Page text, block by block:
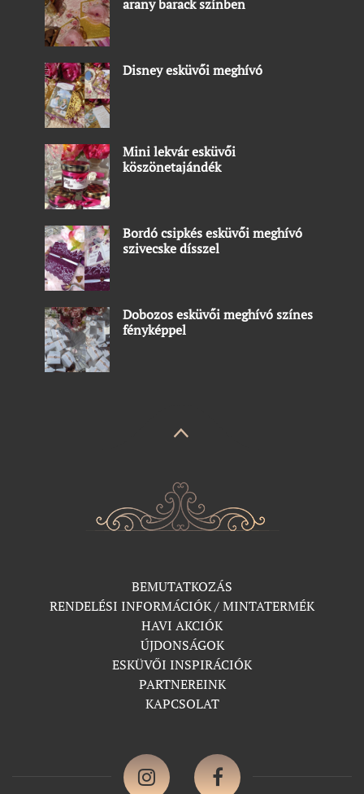
arany barack színben
Disney esküvői meghívó
Mini lekvár esküvői
köszönetajándék
Bordó csipkés esküvői meghívó
szivecske dísszel
Dobozos esküvői meghívó színes
fényképpel
BEMUTATKOZÁS
RENDELÉSI INFORMÁCIÓK / MINTATERMÉK
HAVI AKCIÓK
ÚJDONSÁGOK
ESKÜVŐI INSPIRÁCIÓK
PARTNEREINK
KAPCSOLAT